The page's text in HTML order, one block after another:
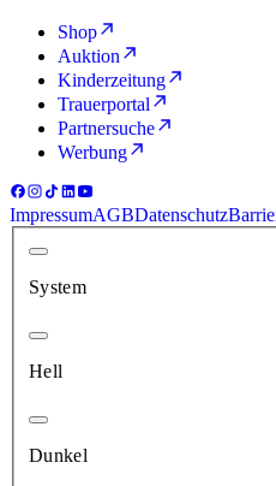
Shop
Auktion
Kinderzeitung
Trauerportal
Partnersuche
Werbung
ImpressumAGBDatenschutz
System
Hell
Dunkel